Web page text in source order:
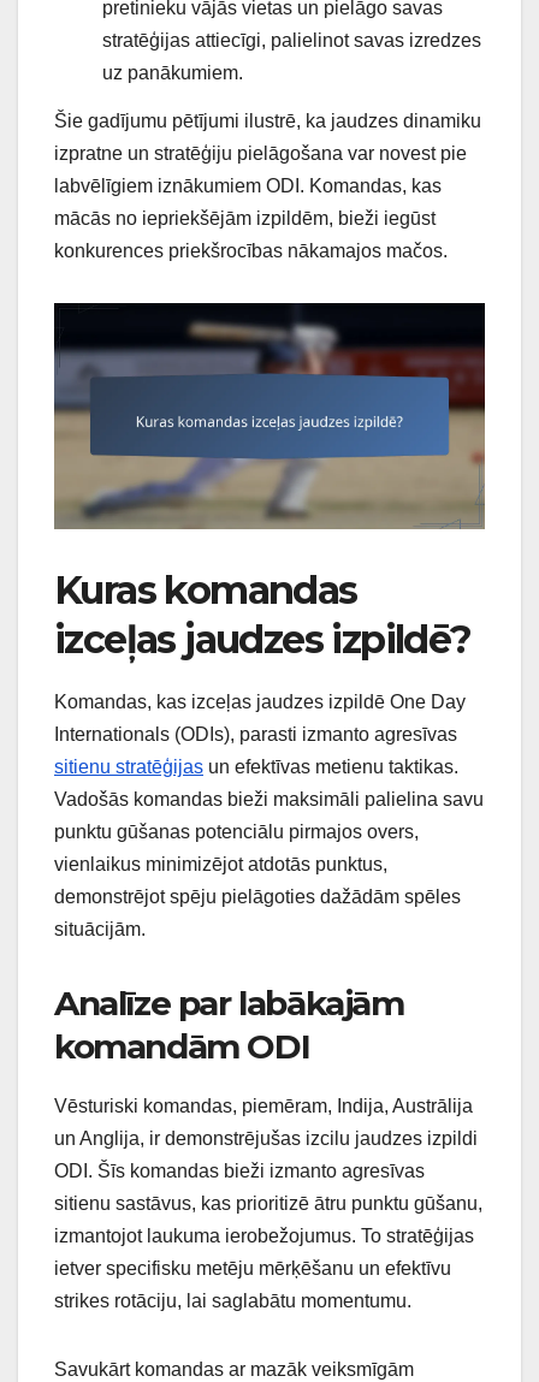
pretinieku vājās vietas un pielāgo savas
stratēģijas attiecīgi, palielinot savas izredzes
uz panākumiem.
Šie gadījumu pētījumi ilustrē, ka jaudzes dinamiku
izpratne un stratēģiju pielāgošana var novest pie
labvēlīgiem iznākumiem ODI. Komandas, kas
mācās no iepriekšējām izpildēm, bieži iegūst
konkurences priekšrocības nākamajos mačos.
Kuras komandas
izceļas jaudzes izpildē?
Komandas, kas izceļas jaudzes izpildē One Day
Internationals (ODIs), parasti izmanto agresīvas
sitienu stratēģijas un efektīvas metienu taktikas.
Vadošās komandas bieži maksimāli palielina savu
punktu gūšanas potenciālu pirmajos overs,
vienlaikus minimizējot atdotās punktus,
demonstrējot spēju pielāgoties dažādām spēles
situācijām.
Analīze par labākajām
komandām ODI
Vēsturiski komandas, piemēram, Indija, Austrālija
un Anglija, ir demonstrējušas izcilu jaudzes izpildi
ODI. Šīs komandas bieži izmanto agresīvas
sitienu sastāvus, kas prioritizē ātru punktu gūšanu,
izmantojot laukuma ierobežojumus. To stratēģijas
ietver specifisku metēju mērķēšanu un efektīvu
strikes rotāciju, lai saglabātu momentumu.
Savukārt komandas ar mazāk veiksmīgām